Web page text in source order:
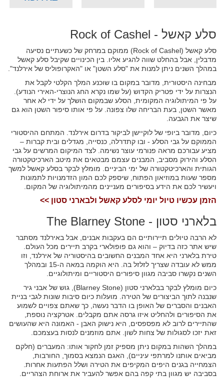
סלע קאשל - Rock of Cashel
סלע קאשל (Rock of Cashel‏) ממוקם במרחק של כשעתיים נסיעה
מדבלין, אבל בהחלט שווה להגיע אליו. בין הכינויים שקיבל סלע קאשל
במהלך השנים ניתן למנות את "סלע השטן" או "האקרופוליס של אירלנד".
מבחינה היסטורית, מדובר במקום בו שוכנע המלך הקלטי לקבל את
הנצרות על ידי פטריק הקדוש (על שמו נקרא החג הנוצרי-האירי הנודע).
על פי המיתולוגיה המקומית, הסלע שבמקום הושלך על ידי לא אחר
מאשר השטן, בעת הבריחה שלו צפונה. על פי אותו סיפור השטן הוא גם
שיצר את הגבעה.
כיום, מדובר ביופי של לוקיישן לביקור בדרום אירלנד. המתחם ההיסטורי
הממוקם על גבי הסלע - ובו קתדרלה, כנסייה, מגדלים ובית קברות –
מציע עבורכם מראה פנורמי עוצר נשימה. לצד המיקום המרשים על גבי
הסלע והירוק מסביב, המבנים עצמם מבטאים את מיטב הארכיטקטורה
הגותית והארכיטקטורה של ימי הביניים. מומלץ לבקר בסלע קאשל למשך
מספר שעות במוזיאון הפתוח, שיספק לכם המון הזדמנויות לתמונות
ויעשיר לכם את הידע בסיפורים מעניינים מהמיתולוגיה של המקום.
הזמן עכשיו טיול יומי לסלע קאשל ולבארני סטון >>
בלארני סטון - The Blarney Stone
לא הרבה טיולים תיירותיים הם בעקבות אבנים, אבל באירלנד מסתבר
שיש אתר כזה בדיוק – והוא גם פופולארי בקרב תיירים מכל העולם.
טירת בלארני היא אחד המבנים החשובים בהיסטוריה של אירלנד, וזו
ממש לא עובדה שצריך לזלזל בה. היא הוקמה במאה ה-15 ובמהלך
השנים נקשרו סביבה מגוון סיפורים היסטוריים ומיתולוגיים.
כיום מומלץ לבקר בבלארני סטון (Blarney Stone), גוש של אבני גיר
שנבנה לתוך הביצורים של הטירה. מועלות כיום סיבות שונות לגבי בניית
האבנים והסברים של האופן בו הדבר נעשה, כך שאתם צפויים לשמוע
את הסיפורים ולהחליט איזו גרסה אתם מקבלים. אטרקציה נוספת,
שהתיירים לרוב לא מפספסים, היא נישוק האבן - האמונה היא שהעושים
זאת יזכו לסגולות של צחות לשון. אתם מוזמנים לנסות בעצמכם.
במהלך השהות במקום ניתן מספיק זמן לחקור אותו: המעברים (חלקם
מביאים אותנו למרתפי עיניים), האגם הנמצא בסמוך, החורבות,
הצמחייה בגנים היפים המקיפים את הטירה ושלל הפתעות אחרות.
בסביבה יש מגוון בתי קפה בהם אפשר להעביר את ארוחת הצהריים.